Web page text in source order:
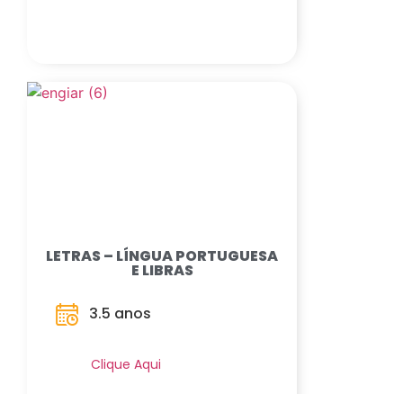
LETRAS – LÍNGUA PORTUGUESA
E LIBRAS
3.5 anos
Clique Aqui